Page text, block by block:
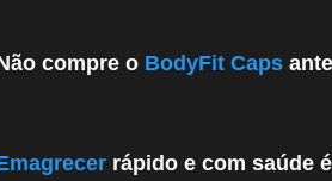
compre o BodyFit Caps
rápido e com saúde